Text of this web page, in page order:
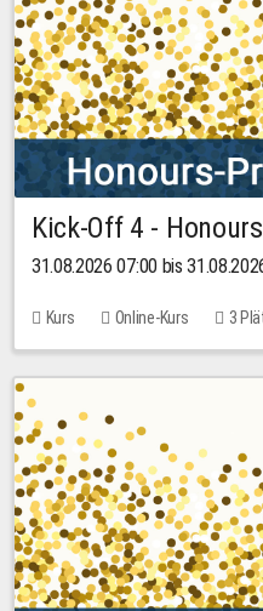
Kick-Off 4 -
31.08.2026 07:00 bis
Kurs Online-Kurs 3